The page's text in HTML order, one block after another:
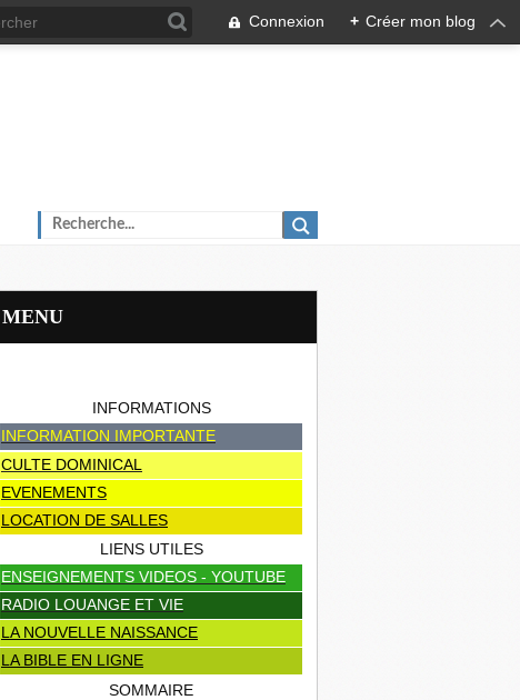
Connexion + Créer mon blog
MENU
INFORMATIONS
INFORMATION IMPORTANTE
CULTE DOMINICAL
EVENEMENTS
LOCATION DE SALLES
LIENS UTILES
ENSEIGNEMENTS VIDEOS - YOUTUBE
RADIO LOUANGE ET VIE
LA NOUVELLE NAISSANCE
LA BIBLE EN LIGNE
SOMMAIRE